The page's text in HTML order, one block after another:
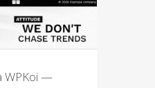
WPKoi —